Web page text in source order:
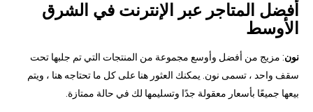
أفضل المتاجر عبر الإنترنت في الشرق
الأوسط
نون: مزيج من أفضل وأوسع مجموعة من المنتجات التي تم جلبها تحت
سقف واحد ، تسمى نون. يمكنك العثور هنا على كل ما تحتاجه هنا ، ويتم
بيعها جميعًا بأسعار معقولة جدًا وتسليمها لك في حالة ممتازة.